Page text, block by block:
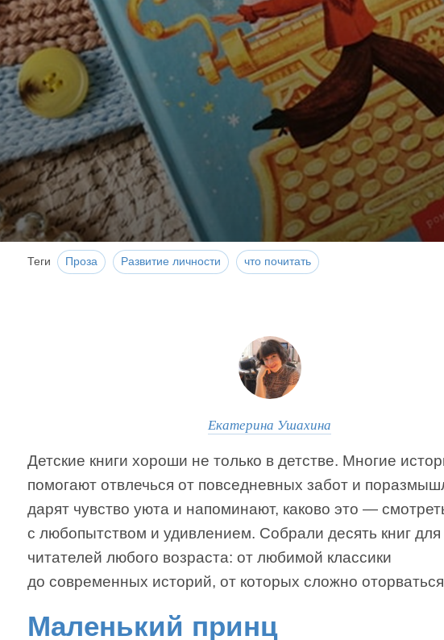
Теги Проза Развитие личности что почитать
Екатерина Ушахина
Детские книги хороши не только в детстве. Многие
помогают отвлечься от повседневных забот и
дарят чувство уюта и напоминают, каково это —
с любопытством и удивлением. Собрали десять книг для
читателей любого возраста: от любимой классики
до современных историй, от которых сложно
Маленький принц